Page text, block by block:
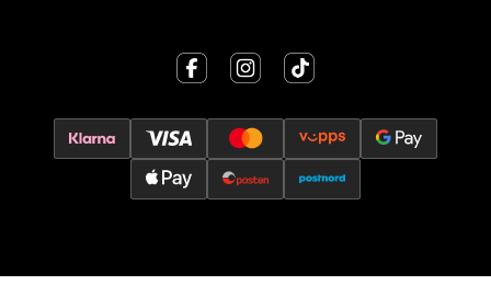
Strømmen - Thon Senter Strømmen